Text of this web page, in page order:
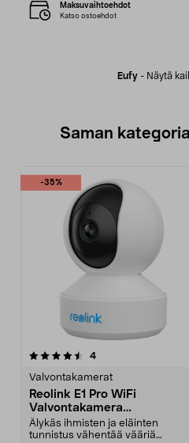
Eufy- Näytä
Maksuvaihtoehdot
Katso ostoehdot
Saman
-35%
4arvostelut
Valvontakamerat
Reolink E1 Pro WiFi
Valvontakamera
sisäkäyttöön
Älykäs ihmisten ja eläinten
tunnistus vähentää vääriä
4.5 viidestä